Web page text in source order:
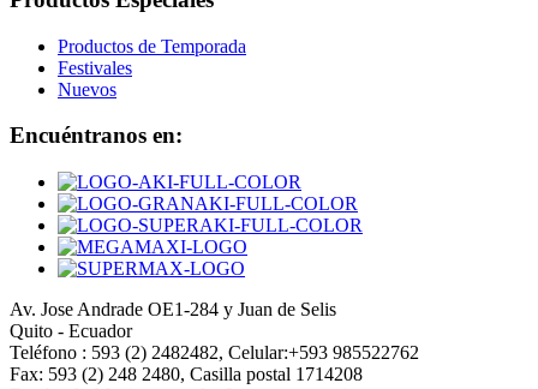
Productos de Temporada
Festivales
Nuevos
Encuéntranos en:
Av. Jose Andrade OE1-284 y Juan de Selis
Quito - Ecuador
Teléfono : 593 (2) 2482482, Celular:+593 985522762
Fax: 593 (2) 248 2480, Casilla postal 1714208